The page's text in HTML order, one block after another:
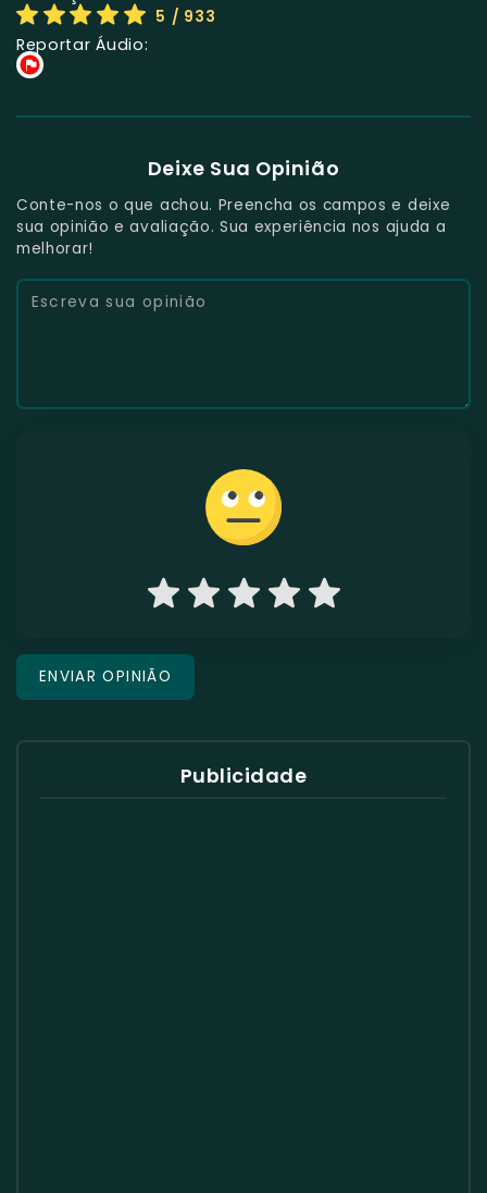
5 / 933
Reportar Áudio:
Deixe Sua Opinião
Conte-nos o que achou. Preencha os campos e deixe
sua opinião e avaliação. Sua experiência nos ajuda a
melhorar!
Publicidade